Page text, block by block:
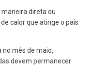
direta ou
calor que atinge o país
mês de maio,
devem permanecer